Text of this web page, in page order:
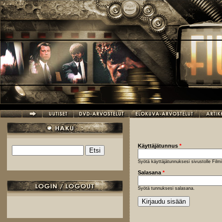
Hyppää pääsisältöön
Hakulomake
Käyttäjätunnus *
Syötä käyttäjätunnuksesi sivustolle
Salasana *
Syötä tunnuksesi salasana.